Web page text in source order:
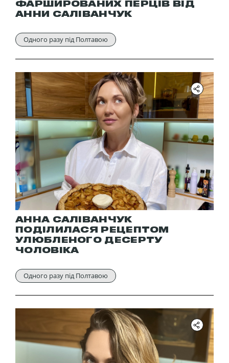
ФАРШИРОВАНИХ ПЕРЦІВ ВІД
АННИ САЛІВАНЧУК
Одного разу під Полтавою
АННА САЛІВАНЧУК
ПОДІЛИЛАСЯ РЕЦЕПТОМ
УЛЮБЛЕНОГО ДЕСЕРТУ
ЧОЛОВІКА
Одного разу під Полтавою